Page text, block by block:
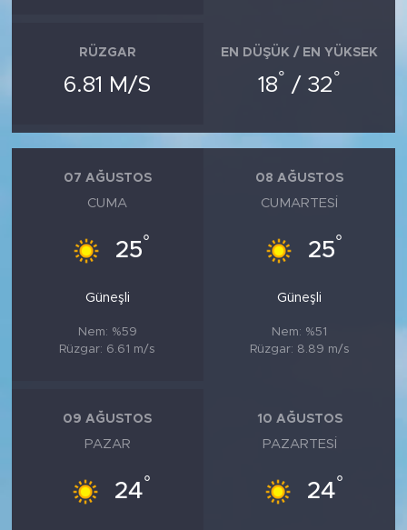
RÜZGAR
6.81 M/S
EN DÜŞÜK / EN YÜKSEK
18° / 32°
07 AĞUSTOS
CUMA
25°
Güneşli
Nem: %59
Rüzgar: 6.61 m/s
08 AĞUSTOS
CUMARTESI
25°
Güneşli
Nem: %51
Rüzgar: 8.89 m/s
09 AĞUSTOS
PAZAR
24°
10 AĞUSTOS
PAZARTESI
24°